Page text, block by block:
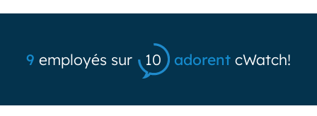
9 employés sur 10 adorent cWatch!